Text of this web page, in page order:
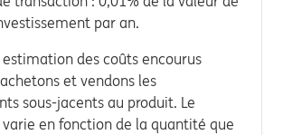
par an.
estimation des coûts encourus
et vendons les
sous-jacents au produit. Le
en fonction de la quantité que